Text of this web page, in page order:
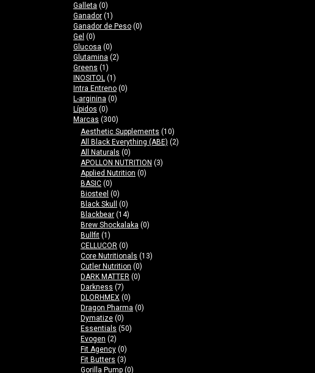
Galleta (0)
Ganador (1)
Ganador de Peso (0)
Gel (0)
Glucosa (0)
Glutamina (2)
Greens (1)
INOSITOL (1)
Intra Entreno (0)
L-arginina (0)
Lípidos (0)
Marcas (300)
Aesthetic Supplements (10)
All Black Everything (ABE) (2)
All Naturals (0)
APOLLON NUTRITION (3)
Applied Nutrition (0)
BASIC (0)
Biosteel (0)
Black Skull
(0)
Blackbear (14)
Brew Shockalaka (0)
Bullfit (1)
CELLUCOR (0)
Core Nutritionals (13)
Cutler Nutrition (0)
DARK MATTER (0)
Darkness (7)
DLORHMEX (0)
Dragon Pharma (0)
Dymatize (0)
Essentials (50)
Evogen (2)
Fit Agency (0)
Fit Butters (3)
Gorilla Pump (0)